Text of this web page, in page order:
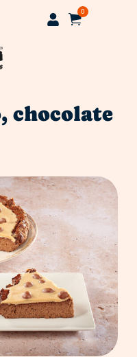
0
chocolate